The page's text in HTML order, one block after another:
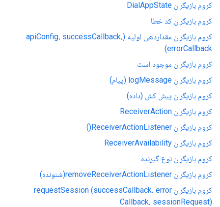
کروم بازیگران DialAppState
کروم بازیگران کد خطا
کروم بازیگران مقداردهی اولیه (apiConfig، successCallback،
errorCallback)
کروم بازیگران موجود است
کروم بازیگران logMessage (پیام)
کروم بازیگران پیش کش (داده)
کروم بازیگران ReceiverAction
کروم بازیگران ReceiverActionListener()
کروم بازیگران ReceiverAvailability
کروم بازیگران نوع گیرنده
کروم بازیگران removeReceiverActionListener(شنونده)
کروم بازیگران requestSession (successCallback، error
Callback، sessionRequest)